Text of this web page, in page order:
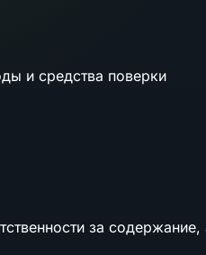
и средства поверки
за содержание,